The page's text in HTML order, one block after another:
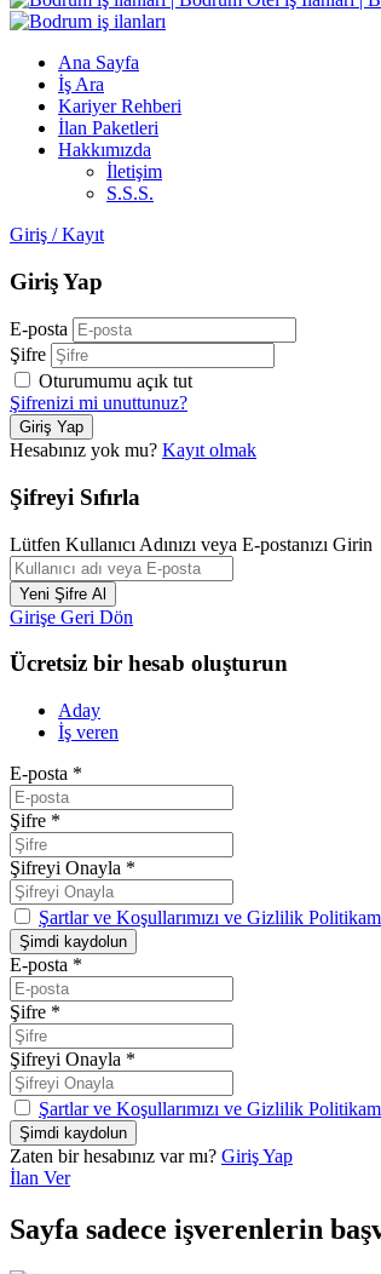
Ana Sayfa
İş Ara
Kariyer Rehberi
İlan Paketleri
Hakkımızda
İletişim
S.S.S.
Giriş / Kayıt
Giriş Yap
E-posta
Şifre
Oturumumu açık tut
Şifrenizi mi unuttunuz?
Hesabınız yok mu? Kayıt olmak
Şifreyi Sıfırla
Lütfen Kullanıcı Adınızı veya E-postanızı Girin
Girişe Geri Dön
Ücretsiz bir hesab oluşturun
Aday
İş veren
E-posta *
Şifre *
Şifreyi Onayla *
Şartlar ve Koşullarımızı ve Gizlilik
E-posta *
Şifre *
Şifreyi Onayla *
Şartlar ve Koşullarımızı ve Gizlilik
Zaten bir hesabınız var mı? Giriş Yap
İlan Ver
Sayfa sadece işverenlerin